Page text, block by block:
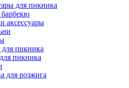
для пикника
аксессуары
пикника
пикника
для розжига